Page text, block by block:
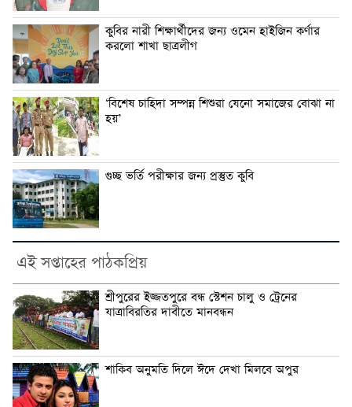
কুবির নারী শিক্ষার্থীদের জন্য ওমেন হাইজিন কর্ণার
করলো শাখা ছাত্রলীগ
‘বিশেষ চাহিদা সম্পন্ন শিশুরা যেনো সমাজের বোঝা না
হয়’
গুচ্ছ ভর্তি পরীক্ষার জন্য প্রস্তুত কুবি
এই সপ্তাহের পাঠকপ্রিয়
শ্রীপুরের ইজ্জতপুরে বন্ধ স্টেশন চালু ও ট্রেনের
যাত্রাবিরতির দাবীতে মানবন্ধন
শাকিব অনুমতি দিলে ঈদে দেখা মিলবে অপুর